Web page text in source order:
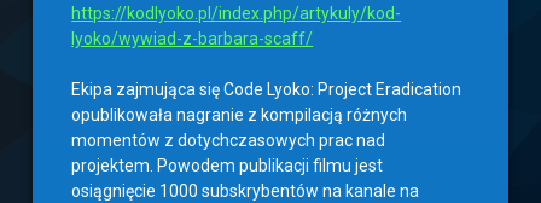
https://kodlyoko.pl/index.php/artykuly/kod-
lyoko/wywiad-z-barbara-scaff/
Ekipa zajmująca się Code Lyoko: Project Eradication
opublikowała nagranie z kompilacją różnych
momentów z dotychczasowych prac nad
projektem. Powodem publikacji filmu jest
osiągnięcie 1000 subskrybentów na kanale na